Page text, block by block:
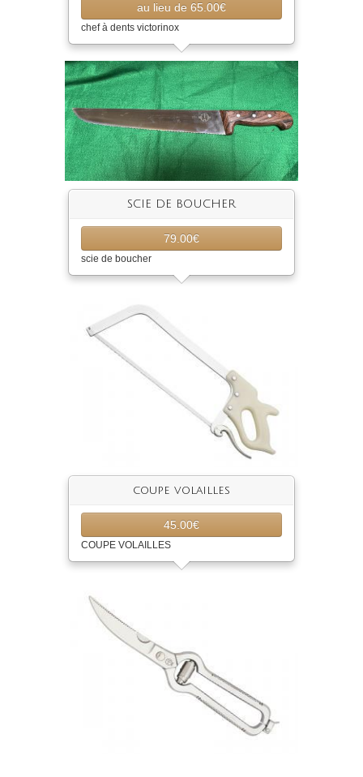
au lieu de 65.00€
chef à dents victorinox
SCIE DE BOUCHER
79.00€
scie de boucher
coupe volailles
45.00€
COUPE VOLAILLES